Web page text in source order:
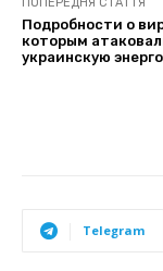
ПОПЕРЕДНЯ СТАТТЯ
Подробности о
которым
украинскую
Telegram